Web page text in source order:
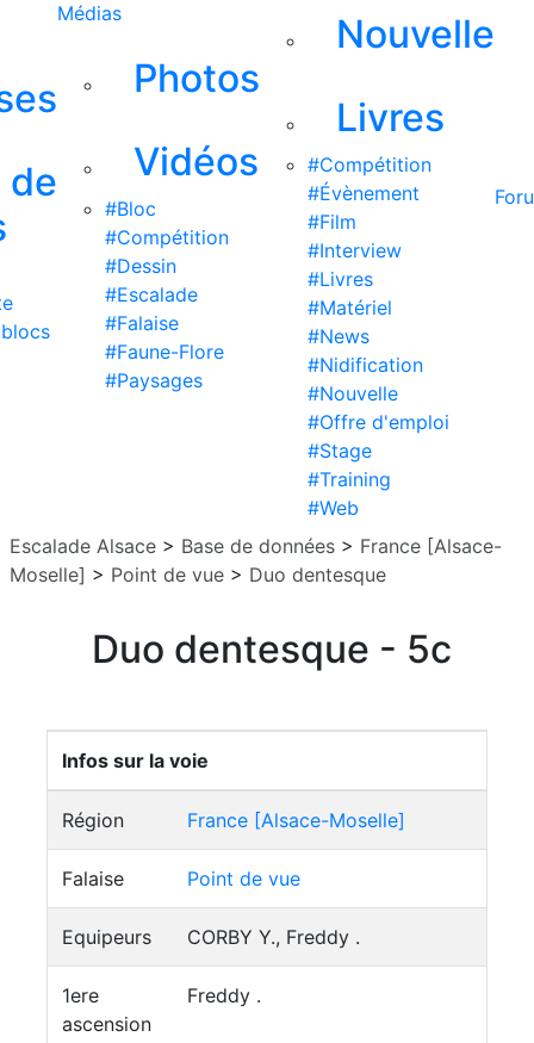
de
Médias
Photos
Vidéos
#Bloc
#Compétition
#Dessin
#Escalade
#Falaise
#Faune-Flore
#Paysages
Nouvelle
Livres
#Compétition
#Évènement
#Film
#Interview
#Livres
#Matériel
#News
#Nidification
#Nouvelle
#Offre d'emploi
#Stage
#Training
#Web
Escalade Alsace > Base de données > France [Alsace-
Moselle] > Point de vue > Duo dentesque
Duo dentesque - 5c
Infos sur la voie
Région France [Alsace-Moselle]
Falaise Point de vue
Equipeurs CORBY Y., Freddy .
1ere
ascension
Freddy .